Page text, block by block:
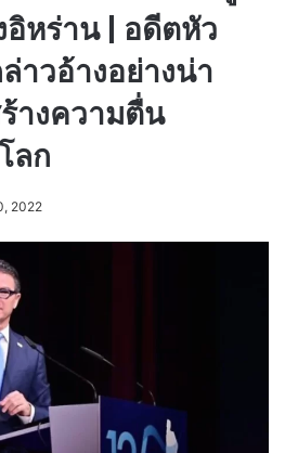
อิหร่าน | อดีตหัว
าวอ้างอย่างน่า
างความตื่น
ลก
2022